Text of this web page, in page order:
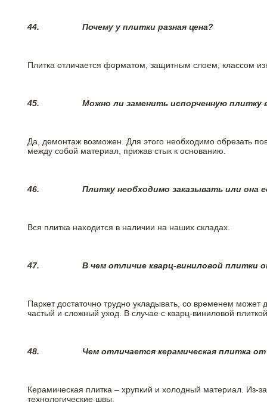
44. Почему у плитки разная цена?
Плитка отличается форматом, защитным слоем, классом
45. Можно ли заменить испорченную плитку
Да, демонтаж возможен. Для этого необходимо обрезать
между собой материал, прижав стык к основанию.
46. Плитку необходимо заказывать или она
Вся плитка находится в наличии на наших складах.
47. В чем отличие кварц-виниловой плитки
Паркет достаточно трудно укладывать, со временем
частый и сложный уход. В случае с кварц-виниловой
48. Чем отличается керамическая плитка
Керамическая плитка – хрупкий и холодный материал. Из-
технологические швы.